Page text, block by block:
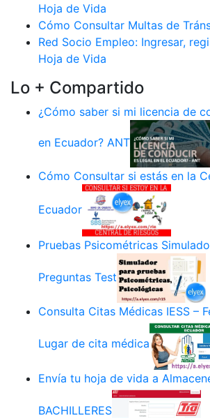
Hoja de Vida
Cómo Consultar Multas de
Red Socio Empleo: Ingresar,
Hoja de Vida
Lo + Compartido
¿Cómo saber si mi licencia de
en Ecuador? ANT
Cómo Consultar si estás en la
Ecuador
Pruebas Psicométricas
Preguntas Test
Consulta Citas Médicas IESS –
Lugar de cita médica
Envía tu hoja de vida a
BACHILLERES